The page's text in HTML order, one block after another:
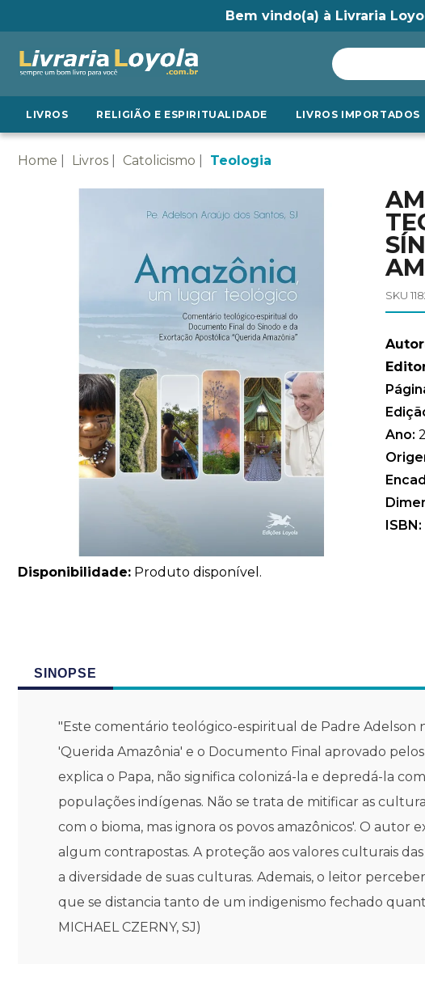
Bem vindo(a) à Livraria
LIVROS RELIGIÃO E ESPIRITUALIDADE LIVROS IMPORTADOS
Home Livros Catolicismo Teologia
Disponibilidade: Produto disponível.
SKU
Ano:
ISBN:
SINOPSE
"Este comentário teológico-espiritual de Padre Adelson
'Querida Amazônia' e o Documento Final aprovado
explica o Papa, não significa colonizá-la e depredá-la
populações indígenas. Não se trata de mitificar as
com o bioma, mas ignora os povos amazônicos'. O
algum contrapostas. A proteção aos valores culturais
a diversidade de suas culturas. Ademais, o leitor
que se distancia tanto de um indigenismo fechado
MICHAEL CZERNY, SJ)